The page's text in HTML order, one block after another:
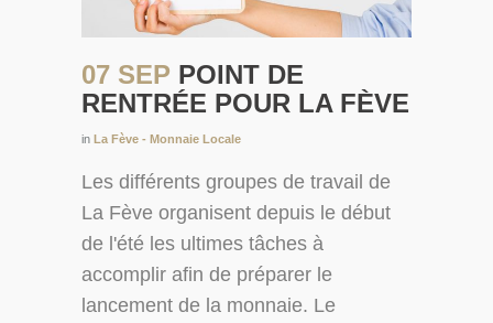
07 SEP POINT DE
RENTRÉE POUR LA FÈVE
in La Fève - Monnaie Locale
Les différents groupes de travail de
La Fève organisent depuis le début
de l'été les ultimes tâches à
accomplir afin de préparer le
lancement de la monnaie. Le